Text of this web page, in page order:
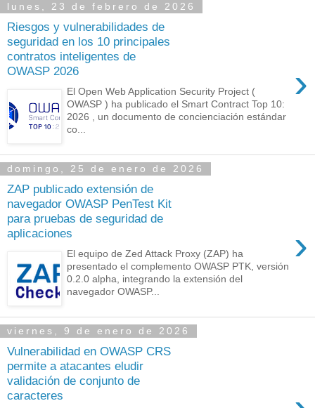
lunes, 23 de febrero de 2026
Riesgos y vulnerabilidades de
seguridad en los 10 principales
contratos inteligentes de
OWASP 2026
›
El Open Web Application Security Project (
OWASP ) ha publicado el Smart Contract Top 10:
2026 , un documento de concienciación estándar
co...
domingo, 25 de enero de 2026
ZAP publicado extensión de
navegador OWASP PenTest Kit
para pruebas de seguridad de
aplicaciones
›
El equipo de Zed Attack Proxy (ZAP) ha
presentado el complemento OWASP PTK, versión
0.2.0 alpha, integrando la extensión del
navegador OWASP...
viernes, 9 de enero de 2026
Vulnerabilidad en OWASP CRS
permite a atacantes eludir
validación de conjunto de
caracteres